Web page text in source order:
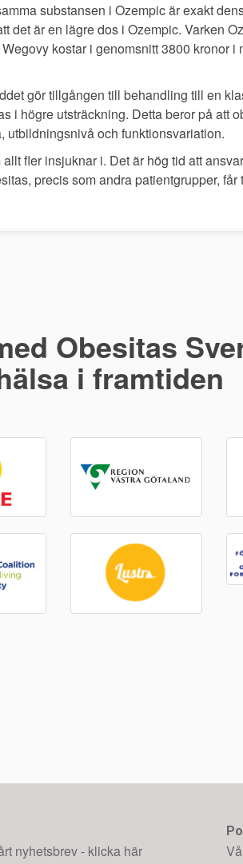
substansen i Ozempic är exakt
det är en lägre dos i Ozempic. Varken
kostar i genomsnitt 3800 kronor i
gör tillgången till behandling till en
i högre utsträckning. Detta beror på att
utbildningsnivå och funktionsvariation.
fler insjuknar i. Det är hög tid att
precis som andra patientgrupper,
Obesitas
i framtiden
nyhetsbrev - klicka här